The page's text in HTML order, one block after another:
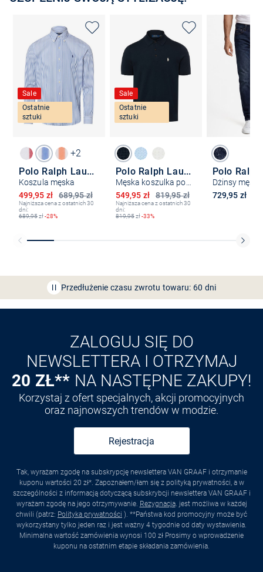
Sale
Ostatnie
sztuki
+2
Polo Ralph Lauren
Koszula męska
689,95 zł
Obniżona cena
499,95 zł
Najniższa cena z ostatnich 30
dni:
689,95zł-28%
Sale
Ostatnie
sztuki
Polo Ralph Lauren
819,95 zł
Obniżona cena
549,95 zł
Najniższa cena z ostatnich 30
dni:
819,95zł-33%
729,95 zł
Przedłużenie czasu zwrotu towaru: 60 dni
Odkryj aplikację VANGRAAF
ZALOGUJ SIĘ DO
NEWSLETTERA I OTRZYMAJ
20 ZŁ** NA NASTĘPNE ZAKUPY!
Korzystaj z ofert specjalnych, akcji promocyjnych
oraz najnowszych trendów w modzie.
Rejestracja
Tak, wyrażam zgodę na subskrypcję newslettera VAN GRAAF i otrzymanie
kuponu wartości 20 zł*. Zapoznałem/łam się z polityką prywatności, a w
szczególności z informacją dotyczącą subskrybcji newslettera VAN GRAAF i
wyrażam zgodę na jego otrzymywanie. Rezygnacja. jest możliwa w każdej
chwili (patrz: Polityka prywatności ). **Państwa kod promocyjny może być
wykorzystany tylko jeden raz i jest ważny 4 tygodnie od daty wystawienia.
Minimalna wartość zamówienia wynosi 100 zł Prosimy o wprowadzenie
kuponu na ostatnim etapie składania zamówienia.